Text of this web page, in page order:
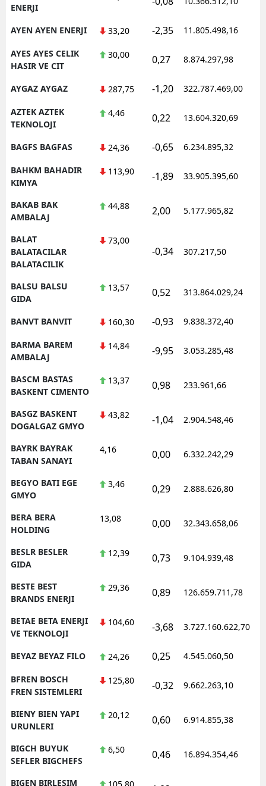
ENERJI
AYEN AYEN ENERJI 33,20 -2,35 11.805.498,16
AYES AYES CELIK
HASIR VE CIT
30,00 0,27 8.874.297,98
AYGAZ AYGAZ 287,75 -1,20 322.787.469,00
AZTEK AZTEK
TEKNOLOJI
4,46 0,22 13.604.320,69
BAGFS BAGFAS 24,36 -0,65 6.234.895,32
BAHKM BAHADIR
KIMYA
113,90 -1,89 33.905.395,60
BAKAB BAK
AMBALAJ
44,88 2,00 5.177.965,82
BALAT
BALATACILAR
BALATACILIK
73,00
-0,34 307.217,50
BALSU BALSU
GIDA
13,57 0,52 313.864.029,24
BANVT BANVIT 160,30 -0,93 9.838.372,40
BARMA BAREM
AMBALAJ
14,84 -9,95 3.053.285,48
BASCM BASTAS
BASKENT CIMENTO
13,37 0,98 233.961,66
BASGZ BASKENT
DOGALGAZ GMYO
43,82 -1,04 2.904.548,46
BAYRK BAYRAK
TABAN SANAYI
4,16 0,00 6.332.242,29
BEGYO BATI EGE
GMYO
3,46 0,29 2.888.626,80
BERA BERA
HOLDING
13,08 0,00 32.343.658,06
BESLR BESLER
GIDA
12,39 0,73 9.104.939,48
BESTE BEST
BRANDS ENERJI
29,36 0,89 126.659.711,78
BETAE BETA ENERJI
VE TEKNOLOJI
104,60 -3,68 3.727.160.622,70
BEYAZ BEYAZ FILO 24,26 0,25 4.545.060,50
BFREN BOSCH
FREN SISTEMLERI
125,80 -0,32 9.662.263,10
BIENY BIEN YAPI
URUNLERI
20,12 0,60 6.914.855,38
BIGCH BUYUK
SEFLER BIGCHEFS
6,50 0,46 16.894.354,46
BIGEN BIRLESIM
105,80